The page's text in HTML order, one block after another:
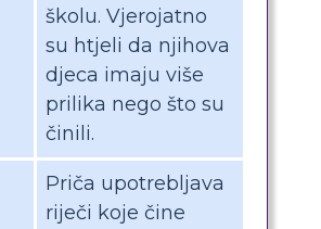
školu. Vjerojatno
su htjeli da njihova
djeca imaju više
prilika nego što su
činili.
Priča upotrebljava
riječi koje čine